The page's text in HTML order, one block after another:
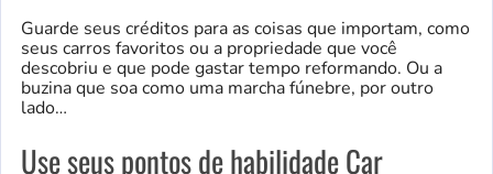
Guarde seus créditos para as coisas que importam, como
seus carros favoritos ou a propriedade que você
descobriu e que pode gastar tempo reformando. Ou a
buzina que soa como uma marcha fúnebre, por outro
lado…
Use seus pontos de habilidade Car